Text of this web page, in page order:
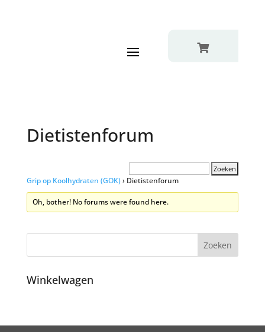

Dietistenforum
Grip op Koolhydraten (GOK)› Dietistenforum
Oh, bother! No forums were found here.
Winkelwagen